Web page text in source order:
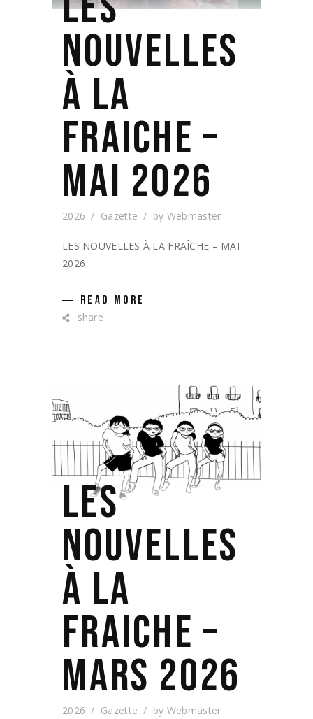
NOUVELLES
À LA
FRAICHE –
MAI 2026
2026 Gazette by Webmaster
LES NOUVELLES À LA FRAÎCHE – MAI
2026
READ MORE
share
LES
NOUVELLES
À LA
FRAICHE –
MARS 2026
2026 Gazette by Webmaster